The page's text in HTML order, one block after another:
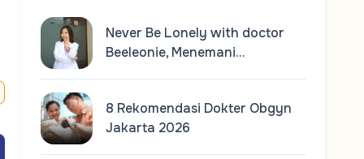
Never Be Lonely with doctor
Beeleonie, Menemani…
8 Rekomendasi Dokter Obgyn
Jakarta 2026